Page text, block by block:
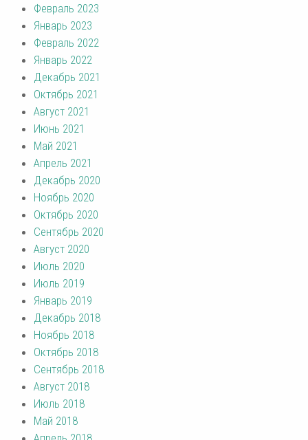
Февраль 2023
Январь 2023
Февраль 2022
Январь 2022
Декабрь 2021
Октябрь 2021
Август 2021
Июнь 2021
Май 2021
Апрель 2021
Декабрь 2020
Ноябрь 2020
Октябрь 2020
Сентябрь 2020
Август 2020
Июль 2020
Июль 2019
Январь 2019
Декабрь 2018
Ноябрь 2018
Октябрь 2018
Сентябрь 2018
Август 2018
Июль 2018
Май 2018